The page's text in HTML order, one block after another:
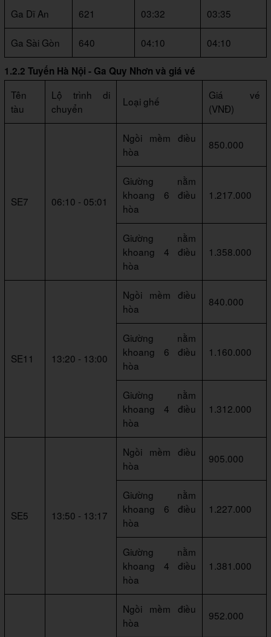
Ga Dĩ An 621 03:32 03:35
Ga Sài Gòn 640 04:10 04:10
1.2.2 Tuyến Hà Nội - Ga Quy Nhơn và giá vé
Tên
tàu
Lộ trình di
chuyển
Loại ghế
Giá vé
(VNĐ)
SE7 06:10 - 05:01
Ngồi mềm điều
hòa
850.000
Giường nằm
khoang 6 điều
hòa
1.217.000
Giường nằm
khoang 4 điều
hòa
1.358.000
SE11 13:20 - 13:00
Ngồi mềm điều
hòa
840.000
Giường nằm
khoang 6 điều
hòa
1.160.000
Giường nằm
khoang 4 điều
hòa
1.312.000
SE5 13:50 - 13:17
Ngồi mềm điều
hòa
905.000
Giường nằm
khoang 6 điều
hòa
1.227.000
Giường nằm
khoang 4 điều
hòa
1.381.000
Ngồi mềm điều
hòa
952.000